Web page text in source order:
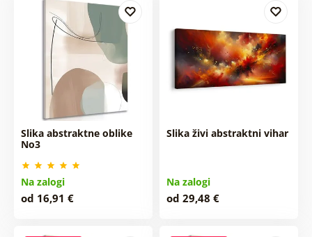
Slika abstraktne oblike
No3
Na zalogi
od 16,91 €
Slika živi abstraktni vihar
Na zalogi
od 29,48 €